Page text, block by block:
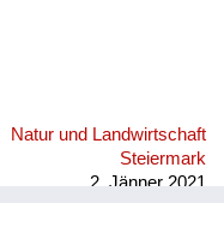
Natur und Landwirtschaft
Steiermark
2. Jänner 2021